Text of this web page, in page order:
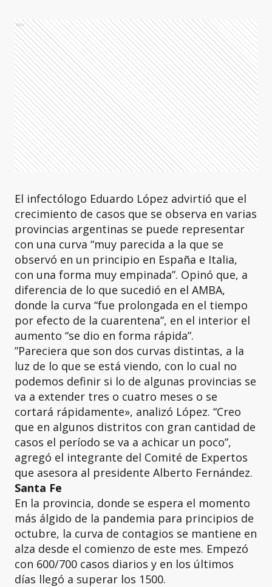
Ads
El infectólogo Eduardo López advirtió que el
crecimiento de casos que se observa en varias
provincias argentinas se puede representar
con una curva “muy parecida a la que se
observó en un principio en España e Italia,
con una forma muy empinada”. Opinó que, a
diferencia de lo que sucedió en el AMBA,
donde la curva “fue prolongada en el tiempo
por efecto de la cuarentena”, en el interior el
aumento “se dio en forma rápida”.
”Pareciera que son dos curvas distintas, a la
luz de lo que se está viendo, con lo cual no
podemos definir si lo de algunas provincias se
va a extender tres o cuatro meses o se
cortará rápidamente», analizó López. “Creo
que en algunos distritos con gran cantidad de
casos el período se va a achicar un poco”,
agregó el integrante del Comité de Expertos
que asesora al presidente Alberto Fernández.
Santa Fe
En la provincia, donde se espera el momento
más álgido de la pandemia para principios de
octubre, la curva de contagios se mantiene en
alza desde el comienzo de este mes. Empezó
con 600/700 casos diarios y en los últimos
días llegó a superar los 1500.